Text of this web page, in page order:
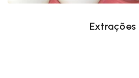
Extrações